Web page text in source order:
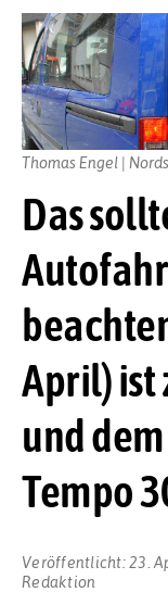
Das
April) ist
und
Tempo
Veröffentlicht:23.
Redaktion
Thomas Engel |